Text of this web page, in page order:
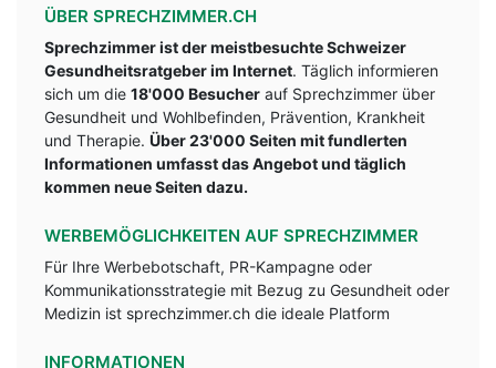
ÜBER SPRECHZIMMER.CH
Sprechzimmer ist der meistbesuchte Schweizer
Gesundheitsratgeber im Internet. Täglich informieren
sich um die 18'000 Besucher auf Sprechzimmer über
Gesundheit und Wohlbefinden, Prävention, Krankheit
und Therapie. Über 23'000 Seiten mit fundlerten
Informationen umfasst das Angebot und täglich
kommen neue Seiten dazu.
WERBEMÖGLICHKEITEN AUF SPRECHZIMMER
Für Ihre Werbebotschaft, PR-Kampagne oder
Kommunikationsstrategie mit Bezug zu Gesundheit oder
Medizin ist sprechzimmer.ch die ideale Platform
INFORMATIONEN